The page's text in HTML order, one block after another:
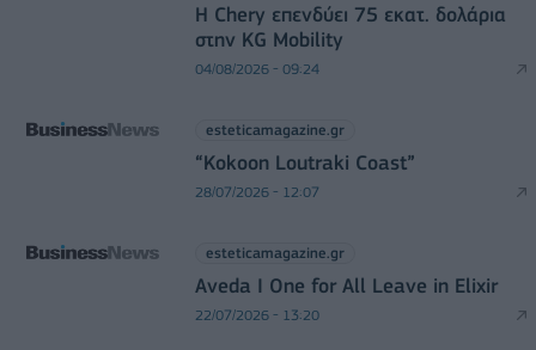
Η Chery επενδύει 75 εκατ. δολάρια
στην KG Mobility
04/08/2026 - 09:24
esteticamagazine.gr
“Kokoon Loutraki Coast”
28/07/2026 - 12:07
esteticamagazine.gr
Aveda I One for All Leave in Elixir
22/07/2026 - 13:20